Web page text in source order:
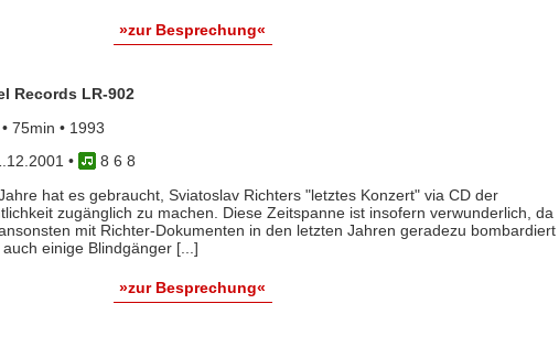
»zur Besprechung«
Records LR-902
75min • 1993
•
8 6 8
hat es gebraucht, Sviatoslav Richters "letztes Konzert" via CD der
zugänglich zu machen. Diese Zeitspanne ist insofern verwunderlich, da
mit Richter-Dokumenten in den letzten Jahren geradezu bombardiert
einige Blindgänger [...]
»zur Besprechung«